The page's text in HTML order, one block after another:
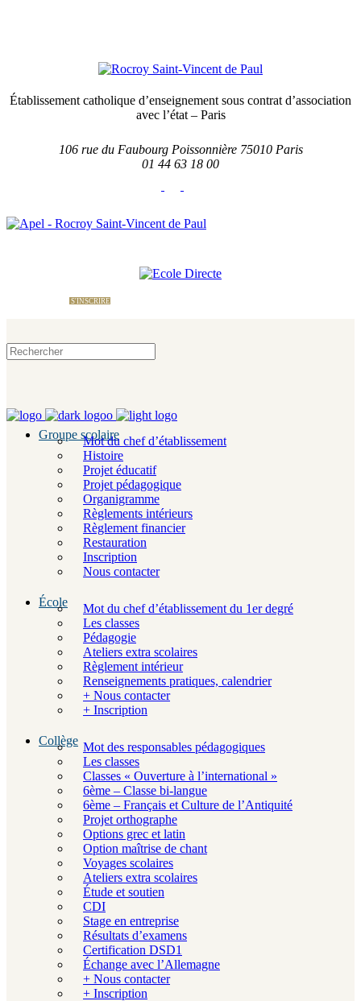
Établissement catholique d’enseignement sous contrat d’association
avec l’état – Paris
106 rue du Faubourg Poissonnière 75010 Paris
01 44 63 18 00
S'INSCRIRE
Groupe scolaireMot du chef d’établissement
Histoire
Projet éducatif
Projet pédagogique
Organigramme
Règlements intérieurs
Règlement financier
Restauration
Inscription
Nous contacter
École
Mot du chef d’établissement du 1er degré
Les classes
Pédagogie
Ateliers extra scolaires
Règlement intérieur
Renseignements pratiques, calendrier
+ Nous contacter
+ Inscription
Collège Mot des responsables pédagogiques
Les classes
Classes « Ouverture à l’international »
6ème – Classe bi-langue
6ème – Français et Culture de l’Antiquité
Projet orthographe
Options grec et latin
Option maîtrise de chant
Voyages scolaires
Ateliers extra scolaires
Étude et soutien
CDI
Stage en entreprise
Résultats d’examens
Certification DSD1
Échange avec l’Allemagne
+ Nous contacter
+ Inscription